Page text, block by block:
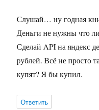
Слушай… ну годная
Деньги не нужны что
Сделай API на яндекс
рублей. Всё не просто
купят? Я бы купил.
Ответить